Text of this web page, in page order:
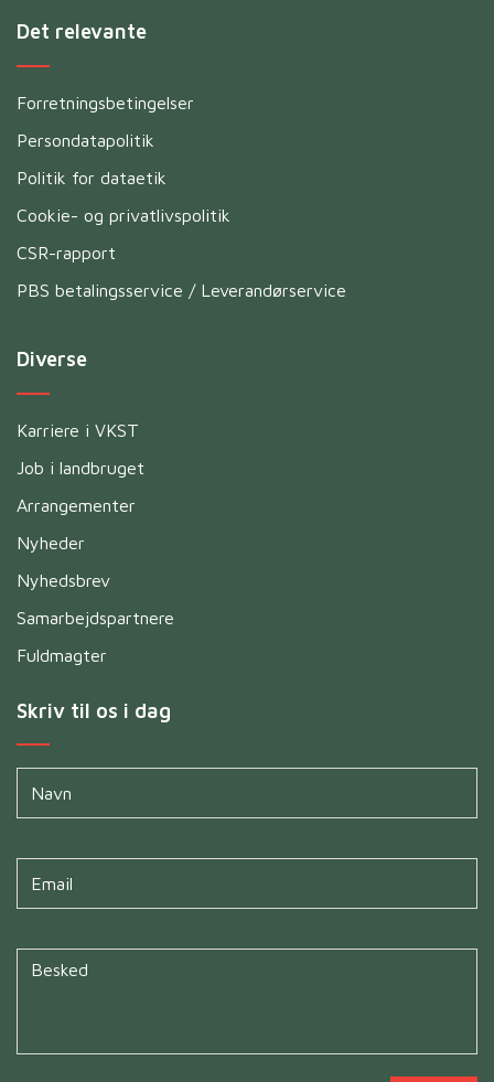
Det relevante
Forretningsbetingelser
Persondatapolitik
Politik for dataetik
Cookie- og privatlivspolitik
CSR-rapport
PBS betalingsservice / Leverandørservice
Diverse
Karriere i VKST
Job i landbruget
Arrangementer
Nyheder
Nyhedsbrev
Samarbejdspartnere
Fuldmagter
Skriv til os i dag